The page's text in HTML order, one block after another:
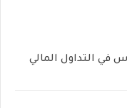
التداول المالي